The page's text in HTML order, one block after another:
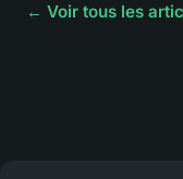
← Voir tous les